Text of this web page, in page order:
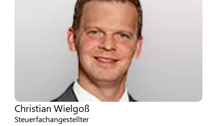
Christian Wielgoß
Steuerfachangestellter